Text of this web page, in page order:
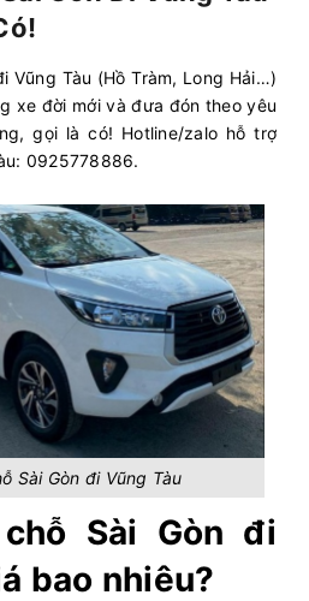
Vũng Tàu (Hồ Tràm, Long Hải…)
xe đời mới và đưa đón theo yêu
gọi là có! Hotline/zalo hỗ trợ
0925778886.
Sài Gòn đi Vũng Tàu
Sài Gòn đi
bao nhiêu?